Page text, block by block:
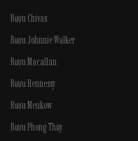
Rượu Chivas
Rượu Johnnie Walker
Rượu Macallan
Rượu Hennessy
Rượu Meukow
Rượu Phong Thủy